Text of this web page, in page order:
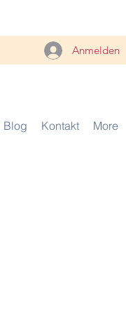
Anmelden
Blog Kontakt More